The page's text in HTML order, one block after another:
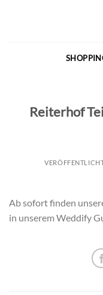
Reiterhof
Ab sofort finden
in unserem Weddify